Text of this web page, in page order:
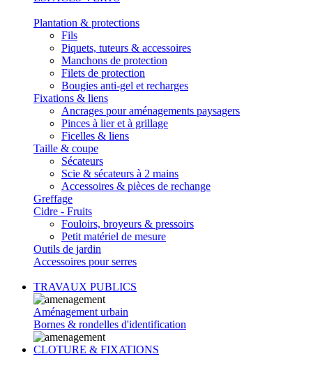
Plantation & protections
Fils
Piquets, tuteurs & accessoires
Manchons de protection
Filets de protection
Bougies anti-gel et recharges
Fixations & liens
Ancrages pour aménagements paysagers
Pinces à lier et à grillage
Ficelles & liens
Taille & coupe
Sécateurs
Scie & sécateurs à 2 mains
Accessoires & pièces de rechange
Greffage
Cidre - Fruits
Fouloirs, broyeurs & pressoirs
Petit matériel de mesure
Outils de jardin
Accessoires pour serres
TRAVAUX PUBLICS
Aménagement urbain
Bornes & rondelles d'identification
CLOTURE & FIXATIONS